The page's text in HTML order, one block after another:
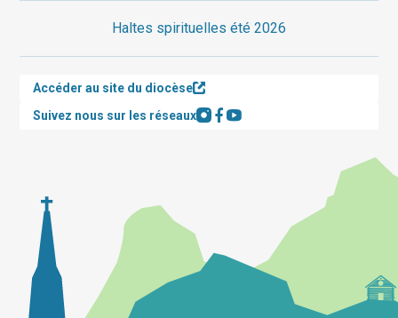
Haltes spirituelles été 2026
Accéder au site du diocèse
Suivez nous sur les réseaux